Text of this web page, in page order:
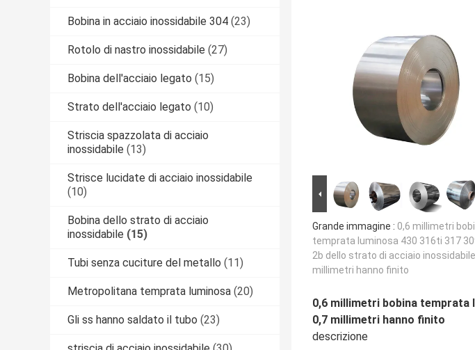
Bobina in acciaio inossidabile 304 (23)
Rotolo di nastro inossidabile (27)
Bobina dell'acciaio legato (15)
Strato dell'acciaio legato (10)
Striscia spazzolata di acciaio
inossidabile (13)
Strisce lucidate di acciaio inossidabile
(10)
Bobina dello strato di acciaio
inossidabile (15)
Tubi senza cuciture del metallo (11)
Metropolitana temprata luminosa (20)
Gli ss hanno saldato il tubo (23)
Grande immagine : 0,6 millimetri
temprata luminosa 430 316ti 317
2b dello strato di acciaio
millimetri hanno finito
0,6 millimetri bobina temprata
0,7 millimetri hanno finito
descrizione